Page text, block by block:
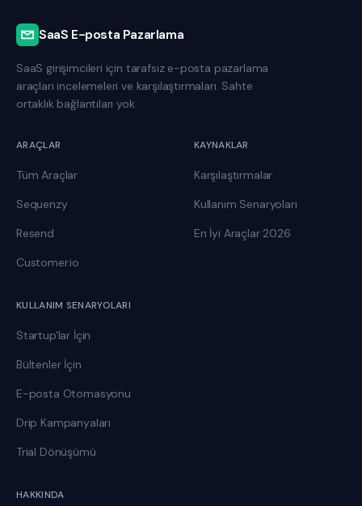
SaaS E-posta Pazarlama
SaaS girişimcileri için tarafsız e-posta pazarlama
araçları incelemeleri ve karşılaştırmaları. Sahte
ortaklık bağlantıları yok.
ARAÇLAR
Tüm Araçlar
Sequenzy
Resend
Customer.io
KAYNAKLAR
Karşılaştırmalar
Kullanım Senaryoları
En İyi Araçlar 2026
KULLANIM SENARYOLARI
Startup'lar İçin
Bültenler İçin
E-posta Otomasyonu
Drip Kampanyaları
Trial Dönüşümü
HAKKINDA